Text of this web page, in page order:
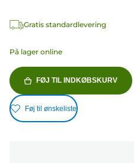
Gratis standardlevering
På lager online
FØJ TIL INDKØBSKURV
Føj til ønskeliste